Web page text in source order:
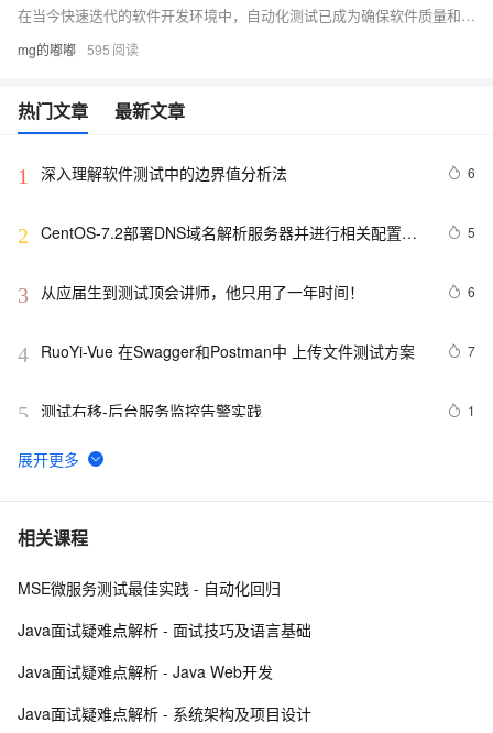
在当今快速迭代的软件开发环境中，自动化测试已成为确保软件质量和加速产品上市的关键手段。本文旨在探讨软件测试中的自动化测试策略，包括选择合适的自动化测试工具、构建有效的自动化测试框架以及实施持续集成和持续部署（CI/CD）。通过分析自动化测试的最佳实践，本文为软件开发团队提供了一系列实用的指南，以优化测试流程、提高测试效率并减少人为错误。
mg的嘟嘟 595
热门文章 最新文章
1 深入理解软件测试中的边界值分析法 6
2 CentOS-7.2部署DNS域名解析服务器并进行相关配置测
5
3 从应届生到测试顶会讲师，他只用了一年时间！ 6
4 RuoYi-Vue 在Swagger和Postman中 上传文件测试方案 7
5 测试右移-后台服务监控告警实践 1
6 征文分享｜OceanBase 3.1.2 数据库性能测试探索
7 Junit测试框架
8 本地开发和测试环境为什么一定建议用127.0.0.1或者
超干货！
10阿里云智能视觉开放平台人脸人体API测试Demo
相关课程
MSE微服务测试最佳实践 - 自动化回归
Java面试疑难点解析 - 面试技巧及语言基础
Java面试疑难点解析 - Java Web开发
Java面试疑难点解析 - 系统架构及项目设计